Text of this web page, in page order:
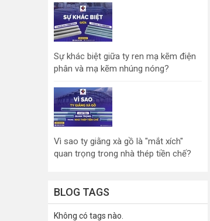
Sự khác biệt giữa ty ren mạ kẽm điện
phân và mạ kẽm nhúng nóng?
Vì sao ty giằng xà gồ là "mắt xích"
quan trọng trong nhà thép tiền chế?
BLOG TAGS
Không có tags nào.